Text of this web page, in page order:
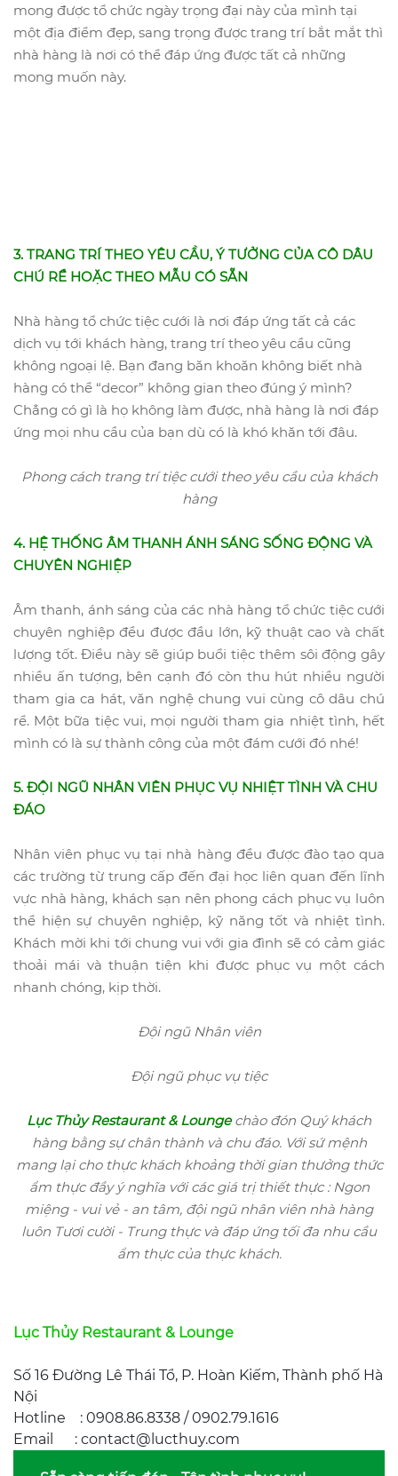
mong được tổ chức ngày trọng đại này của mình tại
một địa điểm đẹp, sang trọng được trang trí bắt mắt thì
nhà hàng là nơi có thể đáp ứng được tất cả những
mong muốn này.
3. TRANG TRÍ THEO YÊU CẦU, Ý TƯỞNG CỦA CÔ DÂU
CHÚ RỂ HOẶC THEO MẪU CÓ SẴN
Nhà hàng tổ chức tiệc cưới là nơi đáp ứng tất cả các
dịch vụ tới khách hàng, trang trí theo yêu cầu cũng
không ngoại lệ. Bạn đang băn khoăn không biết nhà
hàng có thể “decor” không gian theo đúng ý mình?
Chẳng có gì là họ không làm được, nhà hàng là nơi đáp
ứng mọi nhu cầu của bạn dù có là khó khăn tới đâu.
Phong cách trang trí tiệc cưới theo yêu cầu của khách
hàng
4. HỆ THỐNG ÂM THANH ÁNH SÁNG SỐNG ĐỘNG VÀ
CHUYÊN NGHIỆP
Âm thanh, ánh sáng của các nhà hàng tổ chức tiệc cưới
chuyên nghiệp đều được đầu lớn, kỹ thuật cao và chất
lượng tốt. Điều này sẽ giúp buổi tiệc thêm sôi động gây
nhiều ấn tượng, bên cạnh đó còn thu hút nhiều người
tham gia ca hát, văn nghệ chung vui cùng cô dâu chú
rể. Một bữa tiệc vui, mọi người tham gia nhiệt tình, hết
mình có là sự thành công của một đám cưới đó nhé!
5. ĐỘI NGŨ NHÂN VIÊN PHỤC VỤ NHIỆT TÌNH VÀ CHU
ĐÁO
Nhân viên phục vụ tại nhà hàng đều được đào tạo qua
các trường từ trung cấp đến đại học liên quan đến lĩnh
vực nhà hàng, khách sạn nên phong cách phục vụ luôn
thể hiện sự chuyên nghiệp, kỹ năng tốt và nhiệt tình.
Khách mời khi tới chung vui với gia đình sẽ có cảm giác
thoải mái và thuận tiện khi được phục vụ một cách
nhanh chóng, kịp thời.
Đội ngũ Nhân viên
Đội ngũ phục vụ tiệc
Lục Thủy Restaurant & Loungechào đón Quý khách
hàng bằng sự chân thành và chu đáo. Với sứ mệnh
mang lại cho thực khách khoảng thời gian thưởng thức
ẩm thực đầy ý nghĩa với các giá trị thiết thực : Ngon
miệng - vui vẻ - an tâm, đội ngũ nhân viên nhà hàng
luôn Tươi cười - Trung thực và đáp ứng tối đa nhu cầu
ẩm thực của thực khách.
Lục Thủy Restaurant & Lounge
Số 16 Đường Lê Thái Tổ, P. Hoàn Kiếm, Thành phố Hà
Nội
Hotline : 0908.86.8338 / 0902.79.1616
Email : contact@lucthuy.com